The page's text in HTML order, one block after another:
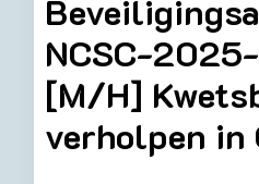
NCSC-
[M/H]
verholpen in